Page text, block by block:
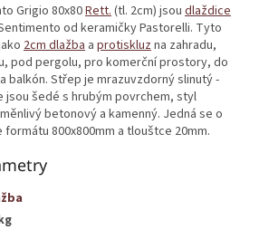
Grigio 80x80Rett. (tl. 2cm) jsou dlaždice
od keramičky Pastorelli. Tyto
2cm dlažba a protiskluzna zahradu,
pod pergolu, pro komerční prostory, do
balkón. Střep je mrazuvzdorný slinutý -
jsou šedé s hrubým povrchem, styl
betonový a kamenný. Jedná se o
800x800mm a tlouštce 20mm.